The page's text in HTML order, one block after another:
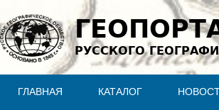
Jump to navigation
РУССКОГО
ГЛАВНАЯ КАТАЛОГ